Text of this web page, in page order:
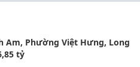
Am, Phường Việt Hưng, Long
tỷ